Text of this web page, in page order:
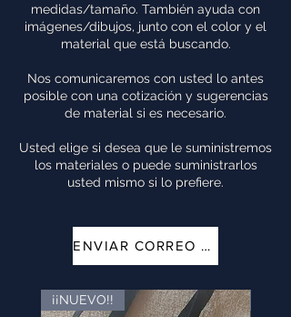
medidas/tamaño. También ayuda con
imágenes/dibujos, junto con el color y el
material que está buscando.
Nos comunicaremos con usted lo antes
posible con una cotización y sugerencias
de material si es necesario.
Usted elige si desea que le suministremos
los materiales o puede suministrarlos
usted mismo si lo prefiere.
ENVIAR CORREO ELECTRÓNICO
¡¡NUEVO!!